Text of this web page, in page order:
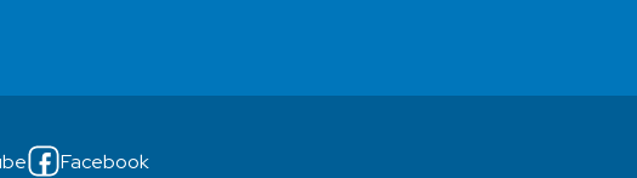
Facebook